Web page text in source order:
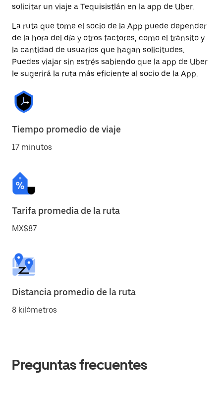
solicitar un viaje a Tequisistlán en la app de Uber.
La ruta que tome el socio de la App puede depender
de la hora del día y otros factores, como el tránsito y
la cantidad de usuarios que hagan solicitudes.
Puedes viajar sin estrés sabiendo que la app de Uber
le sugerirá la ruta más eficiente al socio de la App.
Tiempo promedio de viaje
17 minutos
Tarifa promedia de la ruta
MX$87
Distancia promedio de la ruta
8 kilómetros
Preguntas frecuentes